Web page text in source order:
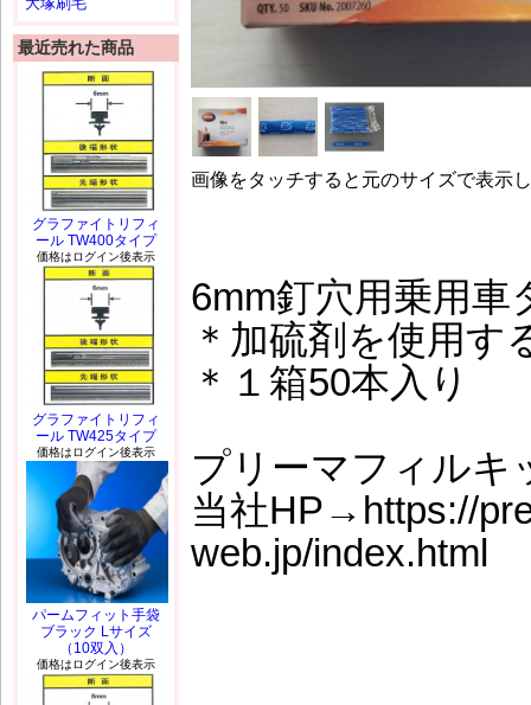
画像をタッチすると元のサイズで表示
6mm釘穴用乗用車
＊加硫剤を使用す
＊１箱50本入り
プリーマフィルキ
当社HP→https://
web.jp/index.html
最近売れた商品
グラファイトリフィ
ール TW400タイプ
価格はログイン後表示
グラファイトリフィ
ール TW425タイプ
価格はログイン後表示
パームフィット手袋
ブラック Lサイズ
（10双入）
価格はログイン後表示